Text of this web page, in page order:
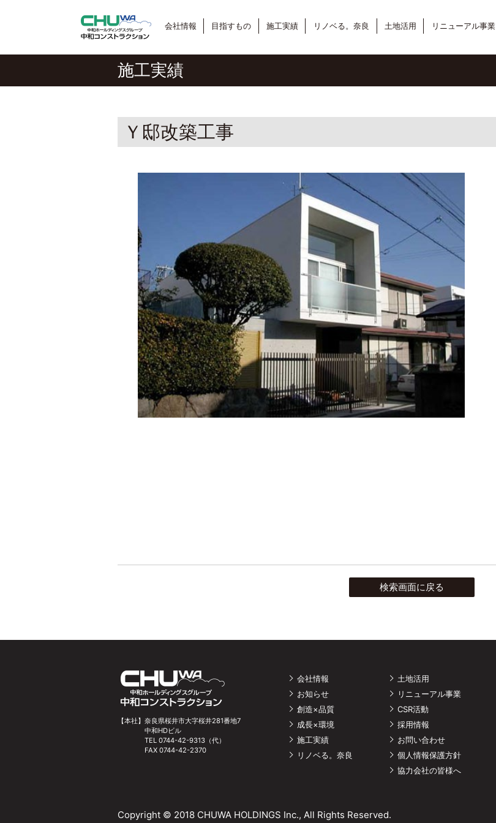
会社情報 目指すもの 施工実績 リノベる。奈良 土地活用 リニューアル事業
施工実績
Ｙ邸改築工事
検索画面に戻る
【本社】 奈良県桜井市大字桜井281番地7
中和HDビル
TEL 0744-42-9313（代）
FAX 0744-42-2370
会社情報
お知らせ
創造×品質
成長×環境
施工実績
リノベる。奈良
土地活用
リニューアル事業
CSR活動
採用情報
お問い合わせ
個人情報保護方針
協力会社の皆様へ
Copyright © 2018 CHUWA HOLDINGS Inc., All Rights Reserved.